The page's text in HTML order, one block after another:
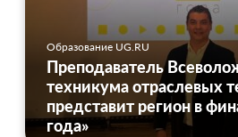
Образование UG.RU
Преподаватель
техникума отраслевых
представит регион в
года»